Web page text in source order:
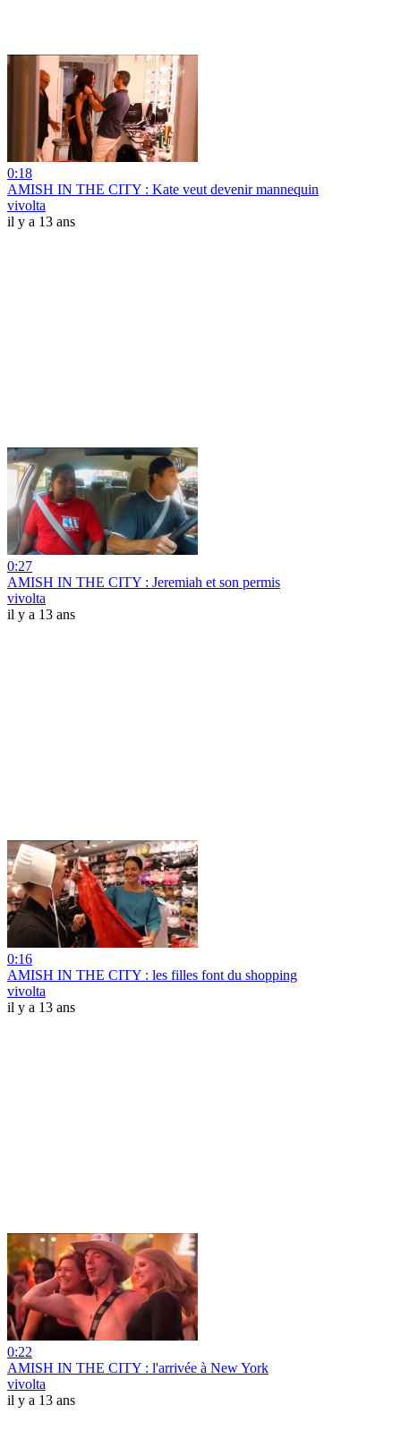
0:18
AMISH IN THE CITY : Kate veut devenir mannequin
vivolta
il y a 13 ans
0:27
AMISH IN THE CITY : Jeremiah et son permis
vivolta
il y a 13 ans
0:16
AMISH IN THE CITY : les filles font du shopping
vivolta
il y a 13 ans
0:22
AMISH IN THE CITY : l'arrivée à New York
vivolta
il y a 13 ans